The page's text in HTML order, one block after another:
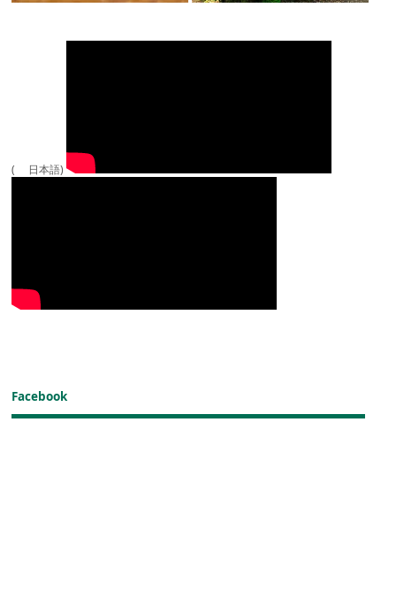
( 日本語)
Facebook